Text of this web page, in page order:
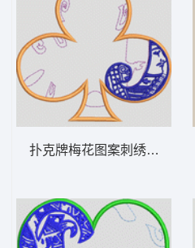
扑克牌梅花图案刺绣设计 纸牌